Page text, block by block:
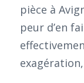
pièce à
peur d’en